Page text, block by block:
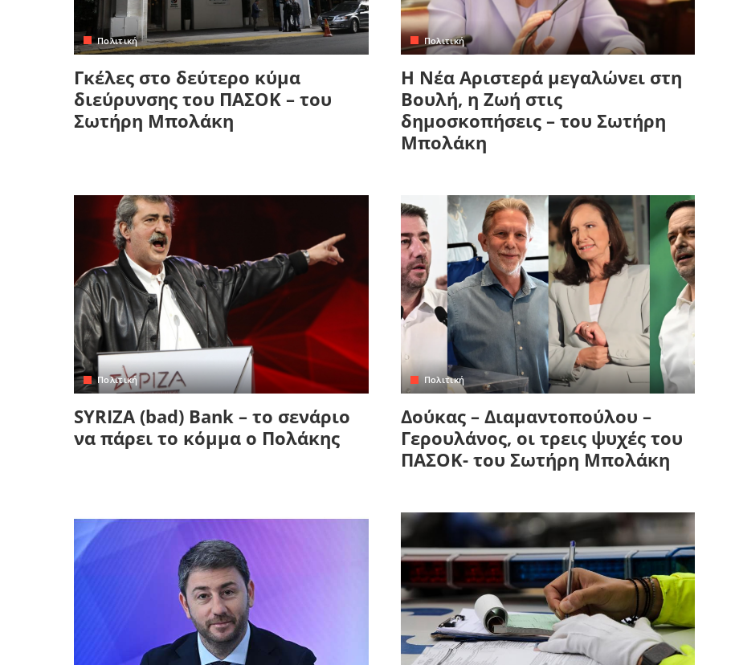
Κρήτη
Κυκλάδες
Πελοπόννησος
Πολιτική
Γκέλες στο δεύτερο κύμα
διεύρυνσης του ΠΑΣΟΚ – του
Σωτήρη Μπολάκη
Πολιτική
Η Νέα Αριστερά μεγαλώνει στη
Βουλή, η Ζωή στις
δημοσκοπήσεις – του Σωτήρη
Μπολάκη
Πολιτική
SYRIZA (bad) Bank – το σενάριο
να πάρει το κόμμα ο Πολάκης
Πολιτική
Δούκας – Διαμαντοπούλου –
Γερουλάνος, οι τρεις ψυχές του
ΠΑΣΟΚ- του Σωτήρη Μπολάκη